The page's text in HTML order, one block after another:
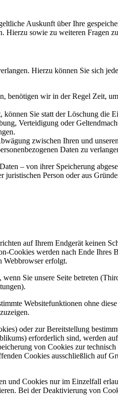
Auskunft über Ihre
sowie zu weiteren Fragen
Hierzu können Sie sich
benötigen wir in der Regel Zeit,
Sie statt der Löschung die
Verteidigung oder
zwischen Ihren und
Daten zu
– von ihrer Speicherung
Person oder aus
auf Ihrem Endgerät keinen
Cookies werden nach Ende
Webbrowser erfolgt.
Sie unsere Seite betreten
Websitefunktionen ohne
oder zur Bereitstellung
erforderlich sind, werden
von Cookies zur
Cookies ausschließlich
und Cookies nur im Einzelfall
Bei der Deaktivierung von